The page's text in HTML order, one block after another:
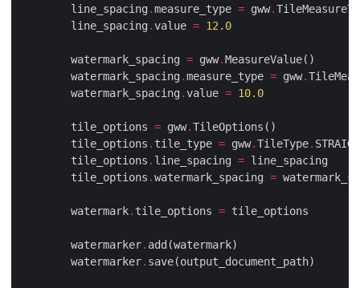
        line_spacing
.measure_type = gww.
        line_spacing
.value = 12.0
        watermark_spacing
= gww.
        watermark_spacing
.measure_type = gww.
        watermark_spacing
.value = 10.0
        tile_options
= gww.
        tile_options
. tile_type = gww.TileType.
        tile_options
. line_spacing =
        tile_options
.watermark_spacing =
        watermark
. tile_options =
        watermarker
.
        watermarker
.